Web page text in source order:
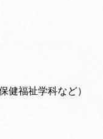
健福祉学科など）